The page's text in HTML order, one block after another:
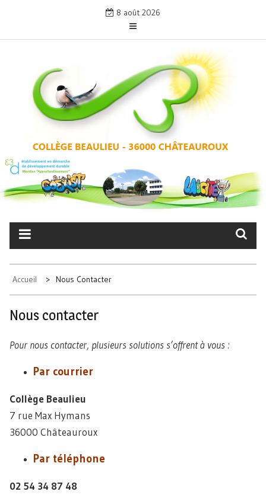
8 août 2026
COLLÈGE BEAULIEU –
CHÂTEAUROUX
Accueil Nous Contacter
Nous contacter
Pour nous contacter, plusieurs solutions s’offrent à vous :
Par courrier
Collège Beaulieu
7 rue Max Hymans
36000 Châteauroux
Par téléphone
02 54 34 87 48